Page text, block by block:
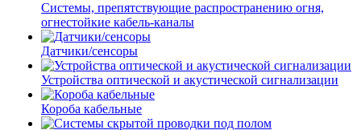
Системы, препятствующие распространению огня,
огнестойкие кабель-каналы
Датчики/сенсоры
Устройства оптической и акустической сигнализации
Короба кабельные